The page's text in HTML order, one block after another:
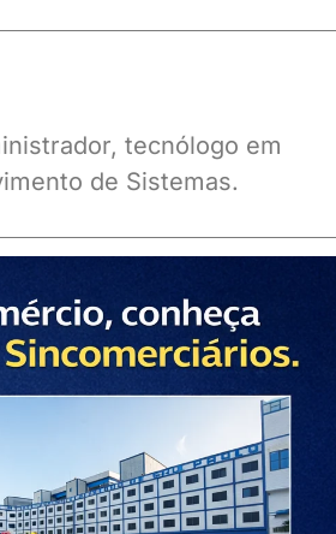
tecnólogo em
de Sistemas.